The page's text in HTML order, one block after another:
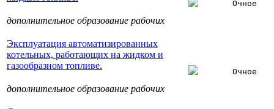
дополнительное образование рабочих
Очное
Эксплуатация автоматизированных
котельных, работающих на жидком и
газообразном топливе.
дополнительное образование рабочих
Очное